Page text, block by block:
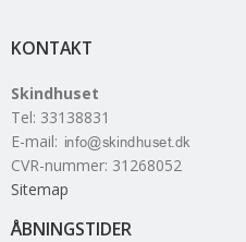
KONTAKT
Skindhuset
Tel: 33138831
E-mail:
CVR-nummer: 31268052
Sitemap
ÅBNINGSTIDER